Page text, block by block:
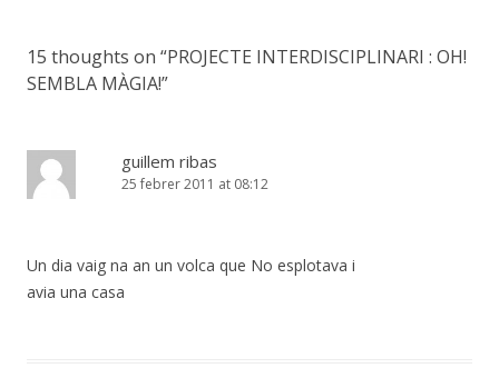
15 thoughts on “PROJECTE INTERDISCIPLINARI : OH!
SEMBLA MÀGIA!”
guillem ribas
25 febrer 2011 at 08:12
Un dia vaig na an un volca que No esplotava i
avia una casa